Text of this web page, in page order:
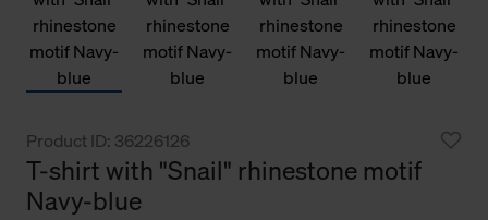
Product ID: 36226126
T-shirt with "Snail" rhinestone motif
Navy-blue